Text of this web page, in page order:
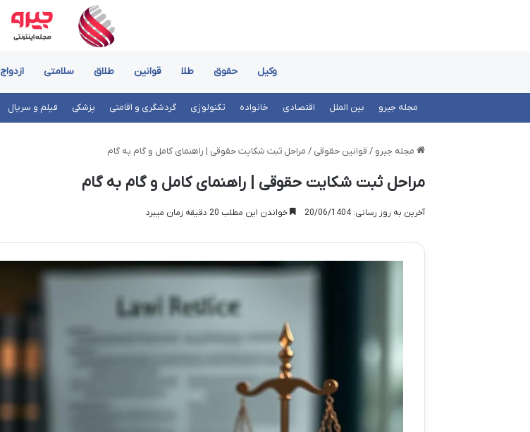
وکیل حقوق طلا قوانین طلاق سلامتی ازدواج
مجله جیرو بین الملل اقتصادی خانواده تکنولوژی گردشگری و اقامتی پزشکی فیلم و سریال
مجله جیرو / قوانین حقوقی / مراحل ثبت شکایت حقوقی | راهنمای کامل و گام به گام
مراحل ثبت شکایت حقوقی | راهنمای کامل و گام به گام
آخرین به روز رسانی: 20/06/1404 خواندن این مطلب 20 دقیقه زمان میبرد